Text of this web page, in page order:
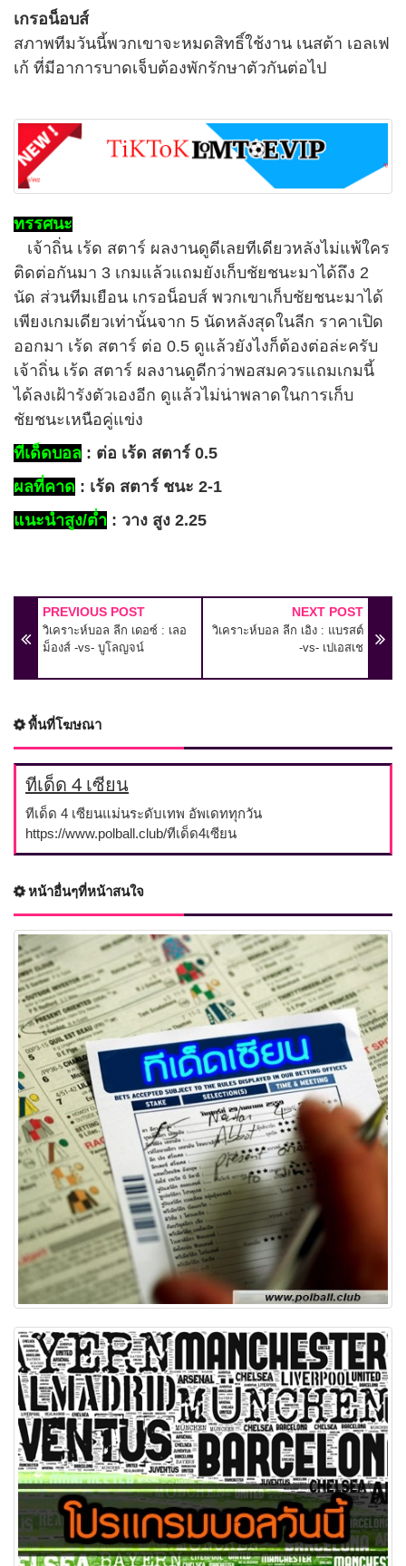
เกรอน็อบส์
สภาพทีมวันนี้พวกเขาจะหมดสิทธิ์ใช้งาน เนสต้า เอลเฟ
เก้ ที่มีอาการบาดเจ็บต้องพักรักษาตัวกันต่อไป
ทรรศนะ
เจ้าถิ่น เร้ด สตาร์ ผลงานดูดีเลยทีเดียวหลังไม่แพ้ใคร
ติดต่อกันมา 3 เกมแล้วแถมยังเก็บชัยชนะมาได้ถึง 2
นัด ส่วนทีมเยือน เกรอน็อบส์ พวกเขาเก็บชัยชนะมาได้
เพียงเกมเดียวเท่านั้นจาก 5 นัดหลังสุดในลีก ราคาเปิด
ออกมา เร้ด สตาร์ ต่อ 0.5 ดูแล้วยังไงก็ต้องต่อล่ะครับ
เจ้าถิ่น เร้ด สตาร์ ผลงานดูดีกว่าพอสมควรแถมเกมนี้
ได้ลงเฝ้ารังตัวเองอีก ดูแล้วไม่น่าพลาดในการเก็บ
ชัยชนะเหนือคู่แข่ง
ทีเด็ดบอล : ต่อ เร้ด สตาร์ 0.5
ผลที่คาด : เร้ด สตาร์ ชนะ 2-1
แนะนำสูง/ต่ำ : วาง สูง 2.25
PREVIOUS POST
วิเคราะห์บอล ลีก เดอซ์ : เลอ
ม็องส์ -vs- บูโลญจน์
NEXT POST
วิเคราะห์บอล ลีก เอิง : แบรสต์
-vs- เปเอสเช
พื้นที่โฆษณา
ทีเด็ด 4 เซียน
ทีเด็ด 4 เซียนแม่นระดับเทพ อัพเดททุกวัน
https://www.polball.club/ทีเด็ด4เซียน
หน้าอื่นๆที่หน้าสนใจ